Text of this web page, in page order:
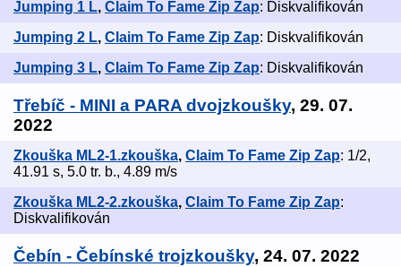
Jumping 1 L, Claim To Fame Zip Zap: Diskvalifikován
Jumping 2 L, Claim To Fame Zip Zap: Diskvalifikován
Jumping 3 L, Claim To Fame Zip Zap: Diskvalifikován
Třebíč - MINI a PARA dvojzkoušky, 29. 07.
2022
Zkouška ML2-1.zkouška, Claim To Fame Zip Zap: 1/2,
41.91 s, 5.0 tr. b., 4.89 m/s
Zkouška ML2-2.zkouška, Claim To Fame Zip Zap:
Diskvalifikován
Čebín - Čebínské trojzkoušky, 24. 07. 2022